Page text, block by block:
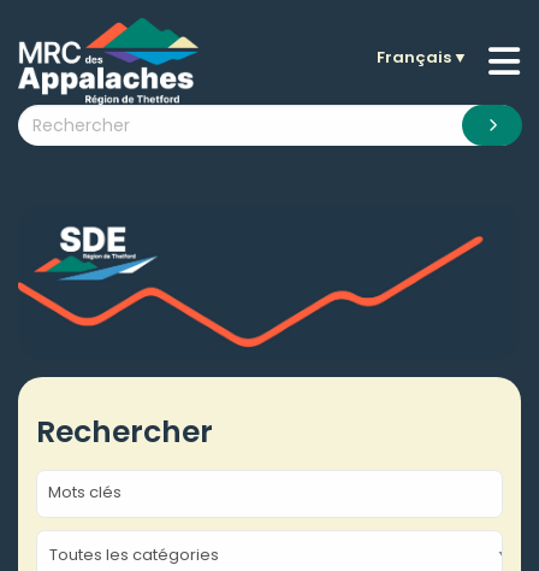
submenu (La MRC )
submenu (Citoyens )
submenu (Nouvelles )
submenu (Documentation )
Français▼
Rechercher
Mots clés